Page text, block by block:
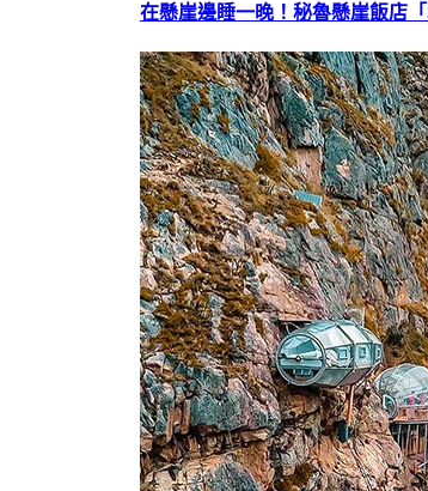
在懸崖邊睡一晚！秘魯懸崖飯店